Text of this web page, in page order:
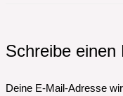
Schreibe einen
Deine E-Mail-Adresse